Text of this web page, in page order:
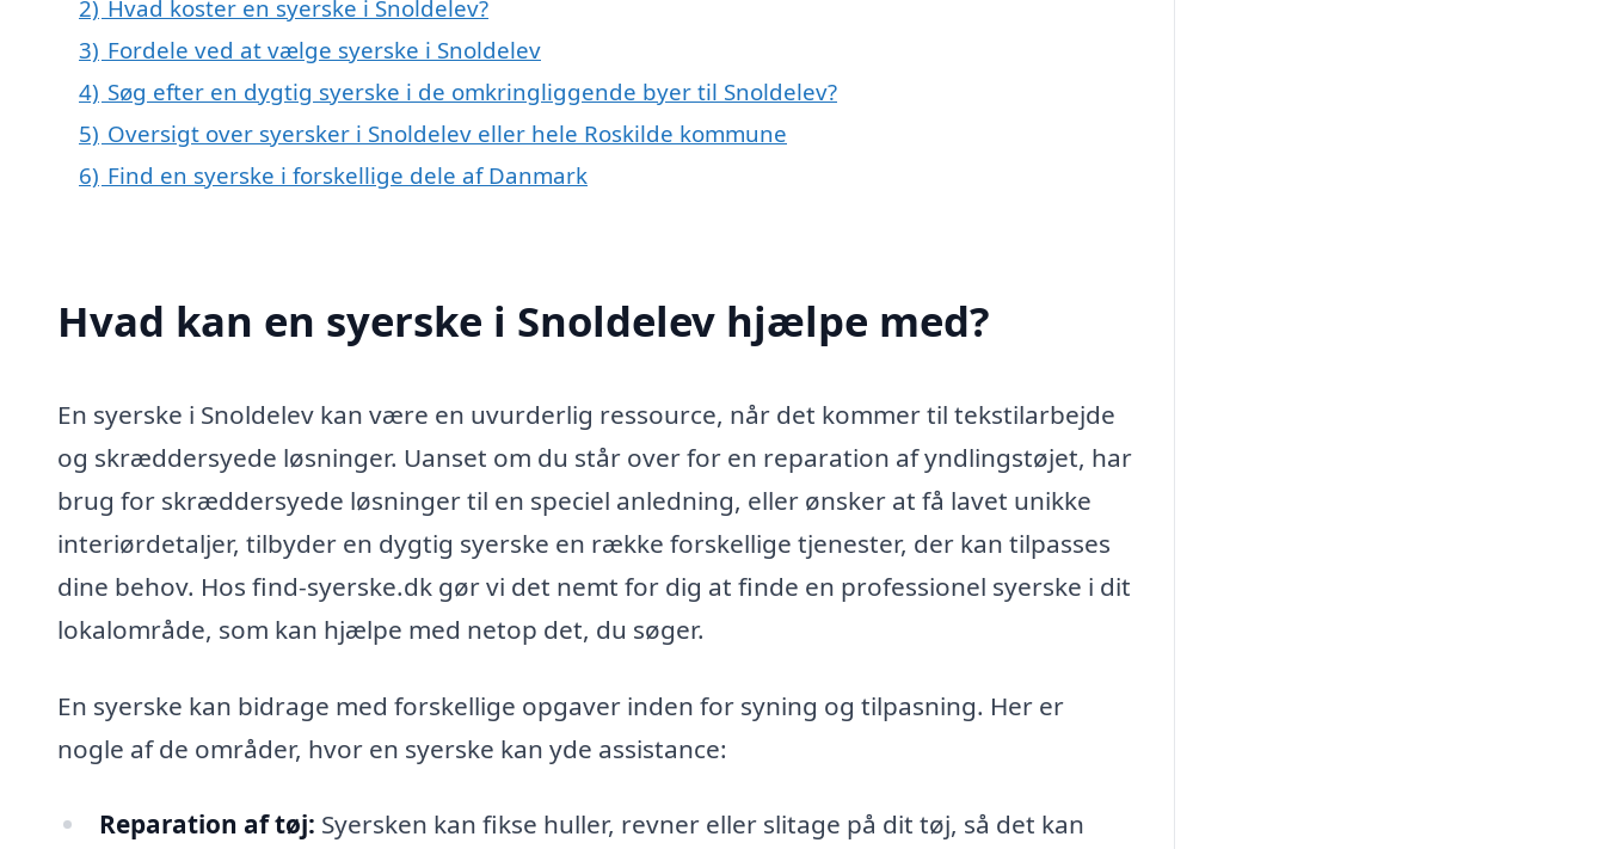
2) Hvad koster en syerske i Snoldelev?
3) Fordele ved at vælge syerske i Snoldelev
4) Søg efter en dygtig syerske i de omkringliggende byer til Snoldelev?
5) Oversigt over syersker i Snoldelev eller hele Roskilde kommune
6) Find en syerske i forskellige dele af Danmark
Hvad kan en syerske i Snoldelev hjælpe med?
En syerske i Snoldelev kan være en uvurderlig ressource, når det kommer til tekstilarbejde
og skræddersyede løsninger. Uanset om du står over for en reparation af yndlingstøjet, har
brug for skræddersyede løsninger til en speciel anledning, eller ønsker at få lavet unikke
interiørdetaljer, tilbyder en dygtig syerske en række forskellige tjenester, der kan tilpasses
dine behov. Hos find-syerske.dk gør vi det nemt for dig at finde en professionel syerske i dit
lokalområde, som kan hjælpe med netop det, du søger.
En syerske kan bidrage med forskellige opgaver inden for syning og tilpasning. Her er
nogle af de områder, hvor en syerske kan yde assistance:
Reparation af tøj: Syersken kan fikse huller, revner eller slitage på dit tøj, så det kan